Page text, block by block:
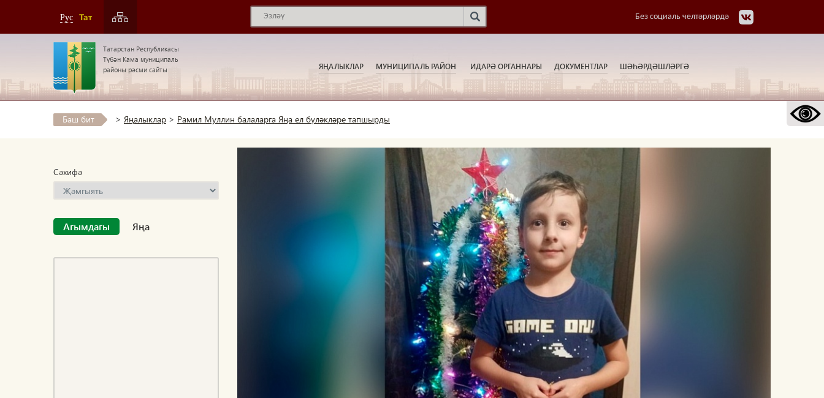
Рус Тат Без социаль челтәрләрдә
Татарстан Республикасы
Түбән Кама муниципаль
районы рәсми сайты
ЯҢАЛЫКЛАР МУНИЦИПАЛЬ РАЙОН ИДАРӘ ОРГАННАРЫ ДОКУМЕНТЛАР ШӘҺӘРДӘШЛӘРГӘ
Баш бит > Яңалыклар > Рамил Муллин балаларга Яңа ел бүләкләре тапшырды
Сәхифә
Агымдагы Яңа